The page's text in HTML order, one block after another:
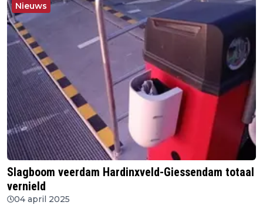
Nieuws
Slagboom veerdam Hardinxveld-Giessendam totaal
vernield
04 april 2025